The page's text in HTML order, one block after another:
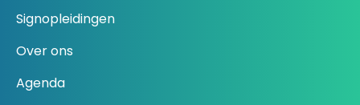
Signopleidingen
Over ons
Agenda